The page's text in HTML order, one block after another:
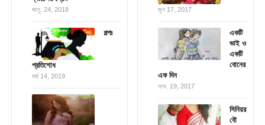
জানু. 24, 2018
গল্পঃ
প্রতিশোধ
মার্চ 14, 2019
জুন 17, 2017
একটি
ভাই ও
একটি
বোনের
এক দিন
নভে. 19, 2017
সিনিয়র
বৌ